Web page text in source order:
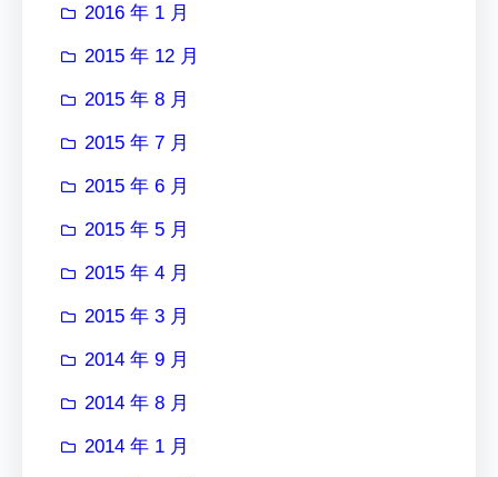
2016 年 1 月
2015 年 12 月
2015 年 8 月
2015 年 7 月
2015 年 6 月
2015 年 5 月
2015 年 4 月
2015 年 3 月
2014 年 9 月
2014 年 8 月
2014 年 1 月